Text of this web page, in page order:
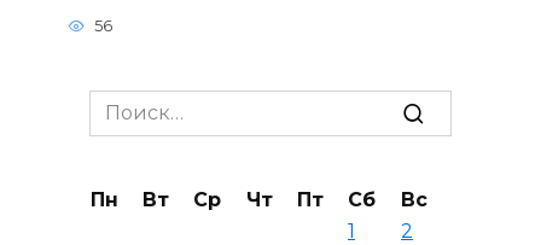
56
Search
for:
Пн Вт Ср Чт Пт Сб
Вс
1
2